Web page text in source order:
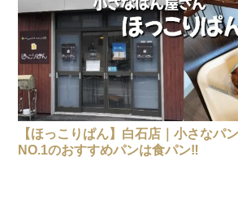
【ほっこりぱん】白石店｜小さなパ
NO.1のおすすめパンは食パン‼